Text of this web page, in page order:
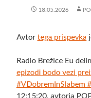
18.05.2026
Avtor tega prispevka
Radio Brežice Eu
epizodi bodo vezi
#VDobremInSlabem
12:15:20, avtorja